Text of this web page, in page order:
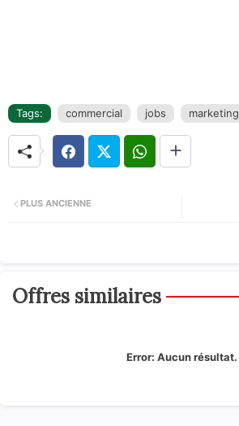
Tags: commercial jobs marketing
PLUS ANCIENNE
Offres similaires
Error: Aucun résultat.